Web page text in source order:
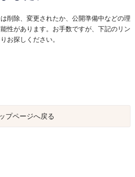
削除、変更されたか、公開準備中などの理
性があります。お手数ですが、下記のリン
お探しください。
プページへ戻る